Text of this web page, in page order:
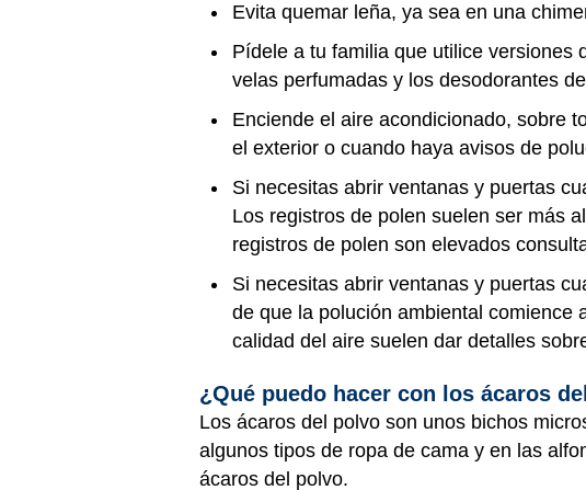
Evita quemar leña, ya sea en una
Pídele a tu familia que utilice versiones
velas perfumadas y los desodorantes
Enciende el aire acondicionado, sobre
el exterior o cuando haya avisos de
Si necesitas abrir ventanas y puertas
Los registros de polen suelen ser más
registros de polen son elevados
Si necesitas abrir ventanas y puertas
de que la polución ambiental comience
calidad del aire suelen dar detalles
¿Qué puedo hacer con los ácaros
Los ácaros del polvo son unos bichos
algunos tipos de ropa de cama y en las
ácaros del polvo.